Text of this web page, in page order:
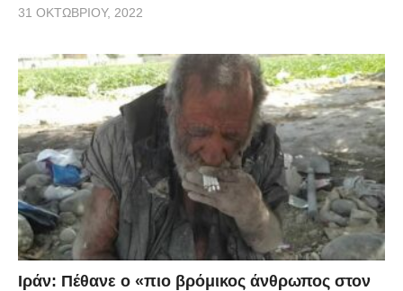
31 ΟΚΤΩΒΡΊΟΥ, 2022
Ιράν: Πέθανε ο «πιο βρόμικος άνθρωπος στον